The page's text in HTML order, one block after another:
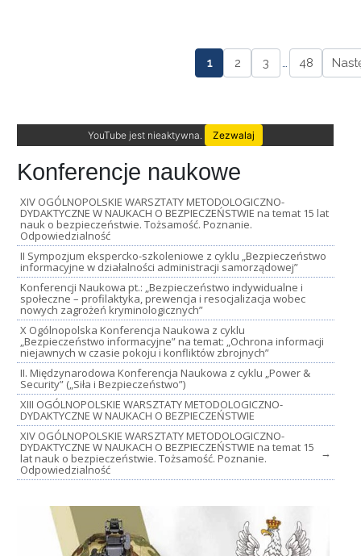
1 2 3 … 48
YouTube jest nieaktywna. Zezwalaj
Konferencje naukowe
XIV OGÓLNOPOLSKIE WARSZTATY METODOLOGICZNO-
DYDAKTYCZNE W NAUKACH O BEZPIECZEŃSTWIE na temat 15 lat
nauk o bezpieczeństwie. Tożsamość. Poznanie.
Odpowiedzialność
II Sympozjum ekspercko-szkoleniowe z cyklu „Bezpieczeństwo
informacyjne w działalności administracji samorządowej”
Konferencji Naukowa pt.: „Bezpieczeństwo indywidualne i
społeczne – profilaktyka, prewencja i resocjalizacja wobec
nowych zagrożeń kryminologicznych”
X Ogólnopolska Konferencja Naukowa z cyklu
„Bezpieczeństwo informacyjne” na temat: „Ochrona informacji
niejawnych w czasie pokoju i konfliktów zbrojnych”
II. Międzynarodowa Konferencja Naukowa z cyklu „Power &
Security” („Siła i Bezpieczeństwo”)
XIII OGÓLNOPOLSKIE WARSZTATY METODOLOGICZNO-
DYDAKTYCZNE W NAUKACH O BEZPIECZEŃSTWIE
XIV OGÓLNOPOLSKIE WARSZTATY METODOLOGICZNO-
DYDAKTYCZNE W NAUKACH O BEZPIECZEŃSTWIE na temat 15
lat nauk o bezpieczeństwie. Tożsamość. Poznanie.
Odpowiedzialność
→